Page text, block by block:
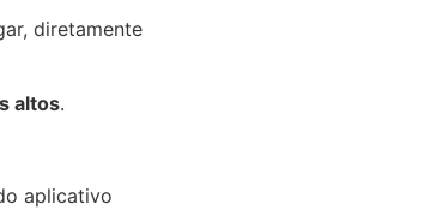
diretamente
altos.
aplicativo